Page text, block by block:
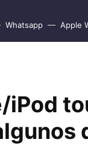
Whatsapp Apple
iPod